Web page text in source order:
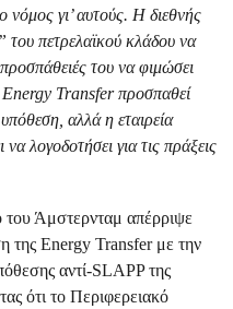
νόμος γι’ αυτούς. Η διεθνής
του πετρελαϊκού κλάδου να
του να φιμώσει
Energy Transfer προσπαθεί
αλλά η εταιρεία
λογοδοτήσει για τις πράξεις
του Άμστερνταμ απέρριψε
της Energy Transfer με την
αντί-SLAPP της
ότι το Περιφερειακό